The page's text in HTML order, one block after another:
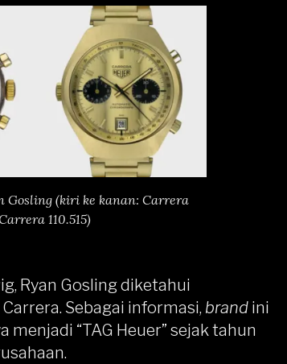
Gosling (kiri ke kanan: Carrera
110.515)
Ryan Gosling diketahui
Carrera. Sebagai informasi, brand ini
menjadi “TAG Heuer” sejak tahun